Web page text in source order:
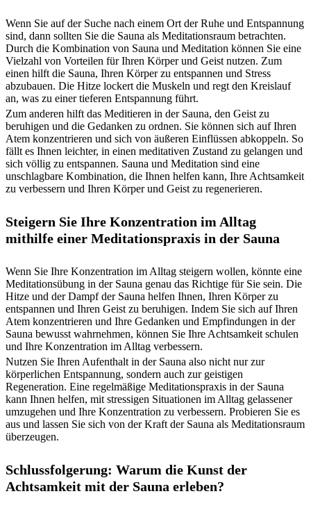
Wenn Sie auf der Suche nach einem Ort der Ruhe und Entspannung
sind, dann sollten Sie die Sauna als Meditationsraum betrachten.
Durch die Kombination von Sauna und Meditation können Sie eine
Vielzahl von Vorteilen für Ihren Körper und Geist nutzen. Zum
einen hilft die Sauna, Ihren Körper zu entspannen und Stress
abzubauen. Die Hitze lockert die Muskeln und regt den Kreislauf
an, was zu einer tieferen Entspannung führt.
Zum anderen hilft das Meditieren in der Sauna, den Geist zu
beruhigen und die Gedanken zu ordnen. Sie können sich auf Ihren
Atem konzentrieren und sich von äußeren Einflüssen abkoppeln. So
fällt es Ihnen leichter, in einen meditativen Zustand zu gelangen und
sich völlig zu entspannen. Sauna und Meditation sind eine
unschlagbare Kombination, die Ihnen helfen kann, Ihre Achtsamkeit
zu verbessern und Ihren Körper und Geist zu regenerieren.
Steigern Sie Ihre Konzentration im Alltag
mithilfe einer Meditationspraxis in der Sauna
Wenn Sie Ihre Konzentration im Alltag steigern wollen, könnte eine
Meditationsübung in der Sauna genau das Richtige für Sie sein. Die
Hitze und der Dampf der Sauna helfen Ihnen, Ihren Körper zu
entspannen und Ihren Geist zu beruhigen. Indem Sie sich auf Ihren
Atem konzentrieren und Ihre Gedanken und Empfindungen in der
Sauna bewusst wahrnehmen, können Sie Ihre Achtsamkeit schulen
und Ihre Konzentration im Alltag verbessern.
Nutzen Sie Ihren Aufenthalt in der Sauna also nicht nur zur
körperlichen Entspannung, sondern auch zur geistigen
Regeneration. Eine regelmäßige Meditationspraxis in der Sauna
kann Ihnen helfen, mit stressigen Situationen im Alltag gelassener
umzugehen und Ihre Konzentration zu verbessern. Probieren Sie es
aus und lassen Sie sich von der Kraft der Sauna als Meditationsraum
überzeugen.
Schlussfolgerung: Warum die Kunst der
Achtsamkeit mit der Sauna erleben?